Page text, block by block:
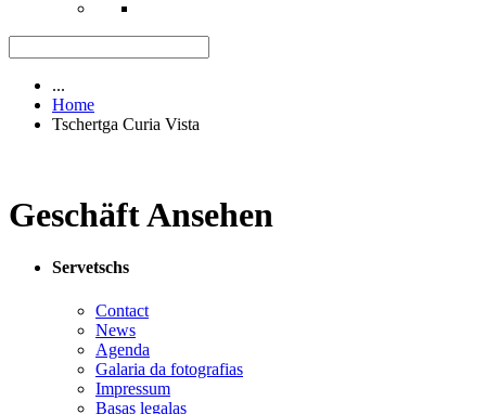
...
Home
Tschertga Curia Vista
Geschäft Ansehen
Servetschs
Contact
News
Agenda
Galaria da fotografias
Impressum
Basas legalas